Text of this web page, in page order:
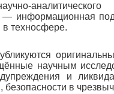
информационная
в техносфере.
научным
и
безопасности в